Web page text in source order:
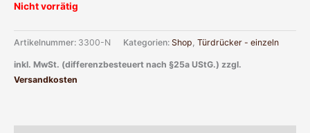
Nicht vorrätig
Artikelnummer: 3300-N Kategorien: Shop, Türdrücker - einzeln
inkl. MwSt. (differenzbesteuert nach §25a UStG.) zzgl.
Versandkosten